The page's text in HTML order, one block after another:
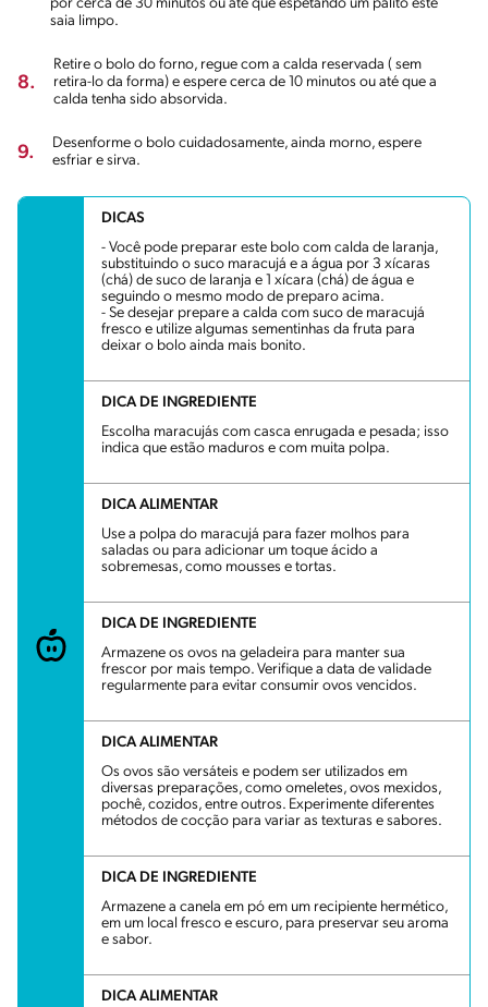
por cerca de 30 minutos ou até que espetando um palito este
saia limpo.
8.
Retire o bolo do forno, regue com a calda reservada ( sem
retira-lo da forma) e espere cerca de 10 minutos ou até que a
calda tenha sido absorvida.
9.
Desenforme o bolo cuidadosamente, ainda morno, espere
esfriar e sirva.
DICAS
- Você pode preparar este bolo com calda de laranja,
substituindo o suco maracujá e a água por 3 xícaras
(chá) de suco de laranja e 1 xícara (chá) de água e
seguindo o mesmo modo de preparo acima.
- Se desejar prepare a calda com suco de maracujá
fresco e utilize algumas sementinhas da fruta para
deixar o bolo ainda mais bonito.
DICA DE INGREDIENTE
Escolha maracujás com casca enrugada e pesada; isso
indica que estão maduros e com muita polpa.
DICA ALIMENTAR
Use a polpa do maracujá para fazer molhos para
saladas ou para adicionar um toque ácido a
sobremesas, como mousses e tortas.
DICA DE INGREDIENTE
Armazene os ovos na geladeira para manter sua
frescor por mais tempo. Verifique a data de validade
regularmente para evitar consumir ovos vencidos.
DICA ALIMENTAR
Os ovos são versáteis e podem ser utilizados em
diversas preparações, como omeletes, ovos mexidos,
pochê, cozidos, entre outros. Experimente diferentes
métodos de cocção para variar as texturas e sabores.
DICA DE INGREDIENTE
Armazene a canela em pó em um recipiente hermético,
em um local fresco e escuro, para preservar seu aroma
e sabor.
DICA ALIMENTAR